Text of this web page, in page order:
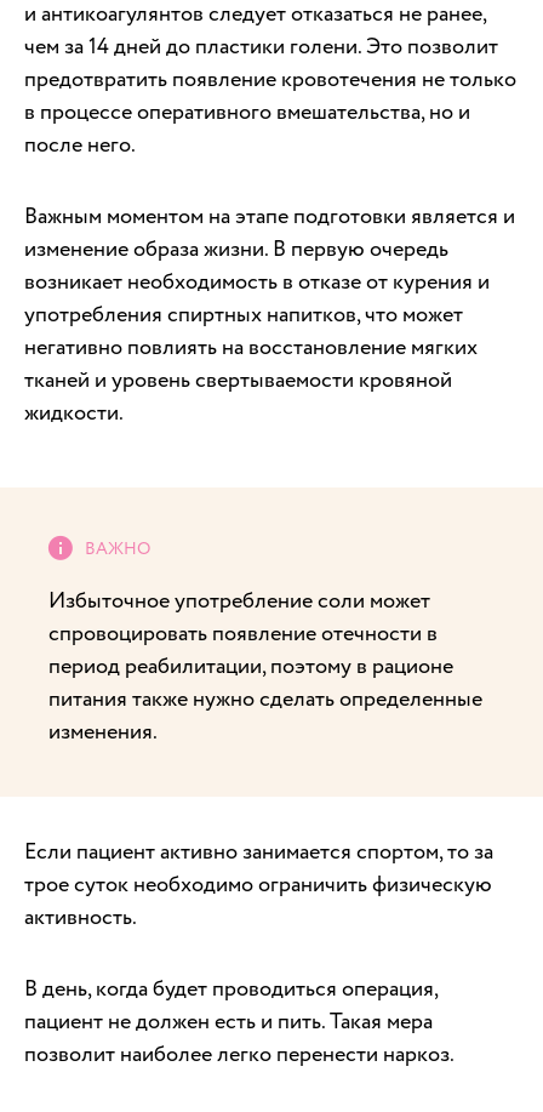
и антикоагулянтов следует отказаться не ранее,
чем за 14 дней до пластики голени. Это позволит
предотвратить появление кровотечения не только
в процессе оперативного вмешательства, но и
после него.
Важным моментом на этапе подготовки является и
изменение образа жизни. В первую очередь
возникает необходимость в отказе от курения и
употребления спиртных напитков, что может
негативно повлиять на восстановление мягких
тканей и уровень свертываемости кровяной
жидкости.
Избыточное употребление соли может
спровоцировать появление отечности в
период реабилитации, поэтому в рационе
питания также нужно сделать определенные
изменения.
Если пациент активно занимается спортом, то за
трое суток необходимо ограничить физическую
активность.
В день, когда будет проводиться операция,
пациент не должен есть и пить. Такая мера
позволит наиболее легко перенести наркоз.